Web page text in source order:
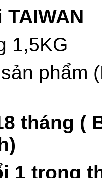
TAIWAN
1,5KG
sản
tháng (
1 trong